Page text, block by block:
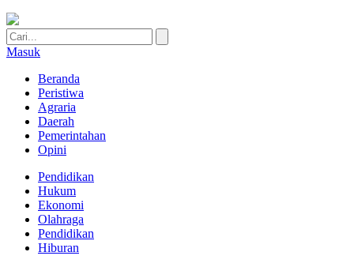
Masuk
Beranda
Peristiwa
Agraria
Daerah
Pemerintahan
Opini
Pendidikan
Hukum
Ekonomi
Olahraga
Pendidikan
Hiburan